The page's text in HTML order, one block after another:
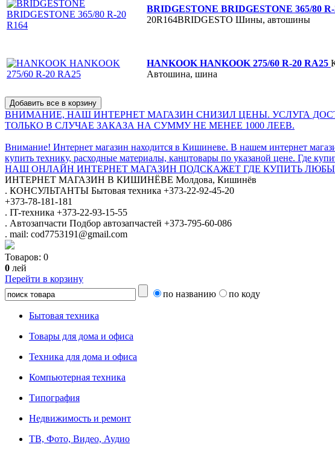
BRIDGESTONE BRIDGESTONE 365/80 R-
20R164BRIDGESTO Шины, автошины
HANKOOK HANKOOK 275/60 R-20 RA25
Автошина, шина
ВНИМАНИЕ, НАШ ИНТЕРНЕТ МАГАЗИН СНИЗИЛ ЦЕНЫ. УСЛУГА
ТОЛЬКО В СЛУЧАЕ ЗАКАЗА НА СУММУ НЕ МЕНЕЕ 1000 ЛЕЕВ.
Внимание! Интернет магазин находится в Кишиневе. В нашем интернет
купить технику, расходные материалы, канцтовары по указаной цене. Где
НАШ ОНЛАЙН ИНТЕРНЕТ МАГАЗИН ПОДСКАЖЕТ ГДЕ КУПИТЬ ЛЮБЫЕ
ИНТЕРНЕТ МАГАЗИН В КИШИНЁВЕ Молдова, Кишинёв
. КОНСУЛЬТАНТЫ Бытовая техника +373-22-92-45-20
+373-78-181-181
. IT-техника +373-22-93-15-55
. Автозапчасти Подбор автозапчастей +373-795-60-086
. mail: cod7753191@gmail.com
Товаров: 0
0 лей
Перейти в корзину
по названию
по коду
Бытовая техника
Товары для дома и офиса
Техника для дома и офиса
Компьютерная техника
Типография
Недвижимость и ремонт
ТВ, Фото, Видео, Аудио